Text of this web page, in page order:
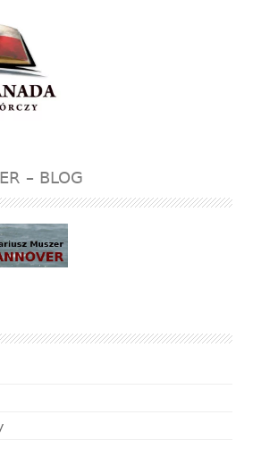
– BLOG